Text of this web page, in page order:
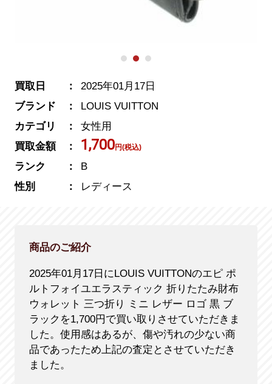
買取日
2025年01月17日
ブランド
LOUIS VUITTON
カテゴリ
女性用
買取金額
1,700円(税込)
ランク
B
性別
レディース
商品のご紹介
2025年01月17日にLOUIS VUITTONのエピ ポ
ルトフォイユエラスティック 折りたたみ財布
ウォレット 三つ折り ミニ レザー ロゴ 黒 ブ
ラックを1,700円で買い取りさせていただきま
した。使用感はあるが、傷や汚れの少ない商
品であったため上記の査定とさせていただき
ました。